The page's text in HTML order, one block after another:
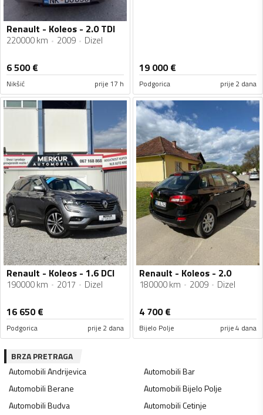
Renault - Koleos - 2.0 TDI
220000 km 2009 Dizel
6 500€
Nikšić prije 17 h
19 000€
Podgorica prije 2 dana
Renault - Koleos - 1.6 DCI
190000 km 2017 Dizel
16 650€
Podgorica prije 2 dana
Renault - Koleos - 2.0
180000 km 2009 Dizel
4 700€
Bijelo Polje prije 4 dana
BRZA PRETRAGA
AutomobiliAndrijevica AutomobiliBar
AutomobiliBerane AutomobiliBijelo Polje
AutomobiliBudva AutomobiliCetinje